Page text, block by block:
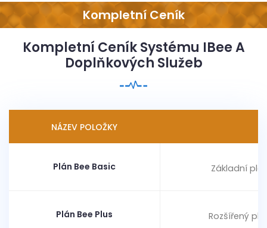
Kompletní Ceník
Kompletní Ceník Systému IBee A
Doplňkových Služeb
NÁZEV POLOŽKY
Plán Bee Basic Základní
Plán Bee Plus Rozšířený